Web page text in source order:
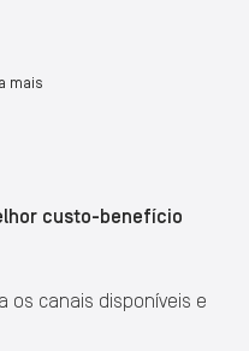
mais
custo-benefício
os canais disponíveis e